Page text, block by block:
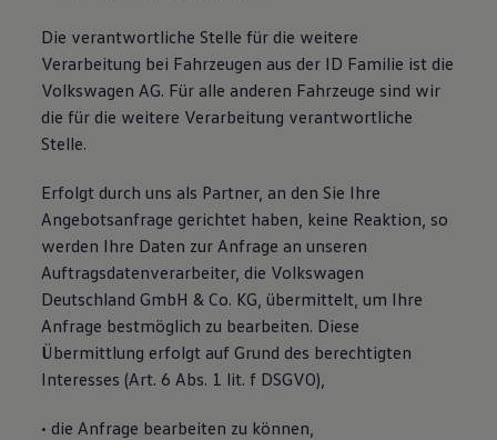
Die verantwortliche Stelle für die weitere
Verarbeitung bei Fahrzeugen aus der ID Familie ist die
Volkswagen AG. Für alle anderen Fahrzeuge sind wir
die für die weitere Verarbeitung verantwortliche
Stelle.
Erfolgt durch uns als Partner, an den Sie Ihre
Angebotsanfrage gerichtet haben, keine Reaktion, so
werden Ihre Daten zur Anfrage an unseren
Auftragsdatenverarbeiter, die Volkswagen
Deutschland GmbH & Co. KG, übermittelt, um Ihre
Anfrage bestmöglich zu bearbeiten. Diese
Übermittlung erfolgt auf Grund des berechtigten
Interesses (Art. 6 Abs. 1 lit. f DSGVO),
• die Anfrage bearbeiten zu können,